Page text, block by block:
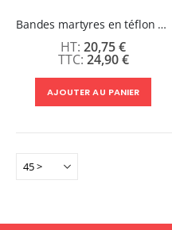
Bandes martyres en téflon pour plotter - Toutes marques
24,90 €
20,75 €
AJOUTER AU PANIER